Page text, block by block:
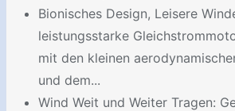
Bionisches Design, Leisere
leistungsstarke
mit den kleinen
und dem...
Wind Weit und Weiter Tragen: